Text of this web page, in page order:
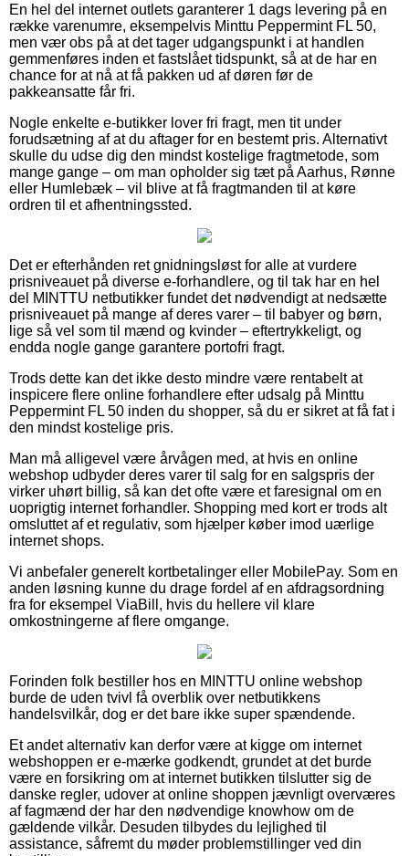
En hel del internet outlets garanterer 1 dags levering på en
række varenumre, eksempelvis Minttu Peppermint FL 50,
men vær obs på at det tager udgangspunkt i at handlen
gemmenføres inden et fastslået tidspunkt, så at de har en
chance for at nå at få pakken ud af døren før de
pakkeansatte får fri.
Nogle enkelte e-butikker lover fri fragt, men tit under
forudsætning af at du aftager for en bestemt pris. Alternativt
skulle du udse dig den mindst kostelige fragtmetode, som
mange gange – om man opholder sig tæt på Aarhus, Rønne
eller Humlebæk – vil blive at få fragtmanden til at køre
ordren til et afhentningssted.
Det er efterhånden ret gnidningsløst for alle at vurdere
prisniveauet på diverse e-forhandlere, og til tak har en hel
del MINTTU netbutikker fundet det nødvendigt at nedsætte
prisniveauet på mange af deres varer – til babyer og børn,
lige så vel som til mænd og kvinder – eftertrykkeligt, og
endda nogle gange garantere portofri fragt.
Trods dette kan det ikke desto mindre være rentabelt at
inspicere flere online forhandlere efter udsalg på Minttu
Peppermint FL 50 inden du shopper, så du er sikret at få fat i
den mindst kostelige pris.
Man må alligevel være årvågen med, at hvis en online
webshop udbyder deres varer til salg for en salgspris der
virker uhørt billig, så kan det ofte være et faresignal om en
uoprigtig internet forhandler. Shopping med kort er trods alt
omsluttet af et regulativ, som hjælper køber imod uærlige
internet shops.
Vi anbefaler generelt kortbetalinger eller MobilePay. Som en
anden løsning kunne du drage fordel af en afdragsordning
fra for eksempel ViaBill, hvis du hellere vil klare
omkostningerne af flere omgange.
Forinden folk bestiller hos en MINTTU online webshop
burde de uden tvivl få overblik over netbutikkens
handelsvilkår, dog er det bare ikke super spændende.
Et andet alternativ kan derfor være at kigge om internet
webshoppen er e-mærke godkendt, grundet at det burde
være en forsikring om at internet butikken tilslutter sig de
danske regler, udover at online shoppen jævnligt overværes
af fagmænd der har den nødvendige knowhow om de
gældende vilkår. Desuden tilbydes du lejlighed til
assistance, såfremt du møder problemstillinger ved din